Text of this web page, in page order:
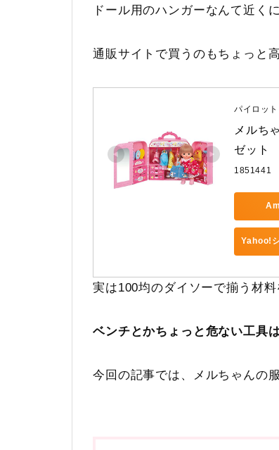
ドール用のハンガーなんて近く
通販サイトで買うのもちょっと
パイロッ
メルち
ゼット
1851441
Yahoo!
実は100均のダイソーで揃う材
ベンチとかちょっと危ない工具は
今回の記事では、メルちゃんの